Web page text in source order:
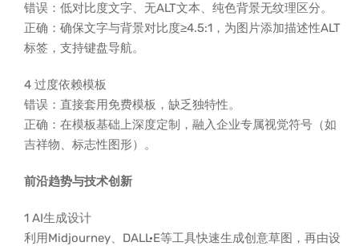
错误：低对比度文字、无ALT文本、纯色背景无纹理区分。
正确：确保文字与背景对比度≥4.5:1，为图片添加描述性ALT
标签，支持键盘导航。
4 过度依赖模板
错误：直接套用免费模板，缺乏独特性。
正确：在模板基础上深度定制，融入企业专属视觉符号（如
吉祥物、标志性图形）。
前沿趋势与技术创新
1 AI生成设计
利用Midjourney、DALL·E等工具快速生成创意草图，再由设